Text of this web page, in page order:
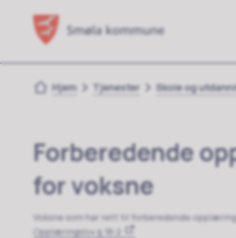
Du er her:
Hjem Tjenester Skole og
Forberedende
for voksne
Voksne som har rett til forberedende
Opplæringslov § 18-2